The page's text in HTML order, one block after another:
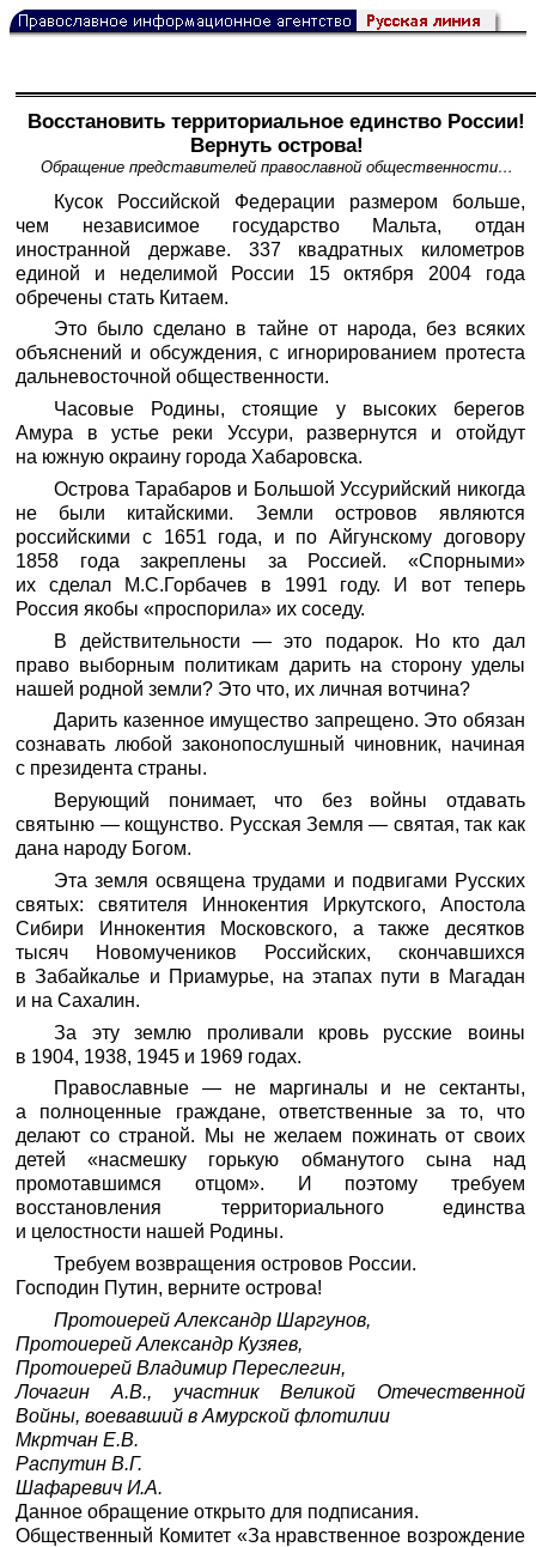
Восстановить территориальное единство России!
Вернуть острова!
Обращение представителей православной общественности…
Кусок Российской Федерации размером больше,
чем независимое государство Мальта, отдан
иностранной державе. 337 квадратных километров
единой и неделимой России 15 октября 2004 года
обречены стать Китаем.
Это было сделано в тайне от народа, без всяких
объяснений и обсуждения, с игнорированием протеста
дальневосточной общественности.
Часовые Родины, стоящие у высоких берегов
Амура в устье реки Уссури, развернутся и отойдут
на южную окраину города Хабаровска.
Острова Тарабаров и Большой Уссурийский никогда
не были китайскими. Земли островов являются
российскими с 1651 года, и по Айгунскому договору
1858 года закреплены за Россией. «Спорными»
их сделал М.С.Горбачев в 1991 году. И вот теперь
Россия якобы «проспорила» их соседу.
В действительности — это подарок. Но кто дал
право выборным политикам дарить на сторону уделы
нашей родной земли? Это что, их личная вотчина?
Дарить казенное имущество запрещено. Это обязан
сознавать любой законопослушный чиновник, начиная
с президента страны.
Верующий понимает, что без войны отдавать
святыню — кощунство. Русская Земля — святая, так как
дана народу Богом.
Эта земля освящена трудами и подвигами Русских
святых: святителя Иннокентия Иркутского, Апостола
Сибири Иннокентия Московского, а также десятков
тысяч Новомучеников Российских, скончавшихся
в Забайкалье и Приамурье, на этапах пути в Магадан
и на Сахалин.
За эту землю проливали кровь русские воины
в 1904, 1938, 1945 и 1969 годах.
Православные — не маргиналы и не сектанты,
а полноценные граждане, ответственные за то, что
делают со страной. Мы не желаем пожинать от своих
детей «насмешку горькую обманутого сына над
промотавшимся отцом». И поэтому требуем
восстановления территориального единства
и целостности нашей Родины.
Требуем возвращения островов России.
Господин Путин, верните острова!
Протоиерей Александр Шаргунов,
Протоиерей Александр Кузяев,
Протоиерей Владимир Переслегин,
Лочагин А.В., участник Великой Отечественной
Войны, воевавший в Амурской флотилии
Мкртчан Е.В.
Распутин В.Г.
Шафаревич И.А.
Данное обращение открыто для подписания.
Общественный Комитет «За нравственное возрождение